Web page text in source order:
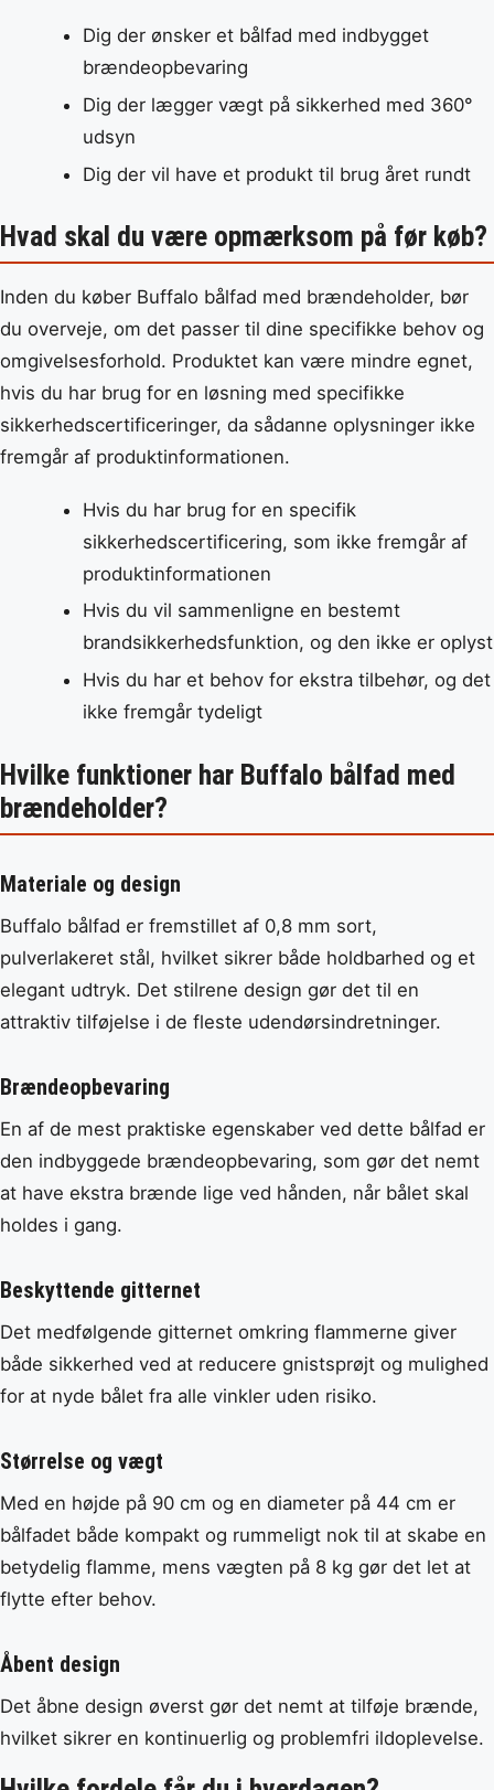
Dig der ønsker et bålfad med indbygget
brændeopbevaring
Dig der lægger vægt på sikkerhed med 360°
udsyn
Dig der vil have et produkt til brug året rundt
Hvad skal du være opmærksom på før køb?
Inden du køber Buffalo bålfad med brændeholder, bør
du overveje, om det passer til dine specifikke behov og
omgivelsesforhold. Produktet kan være mindre egnet,
hvis du har brug for en løsning med specifikke
sikkerhedscertificeringer, da sådanne oplysninger ikke
fremgår af produktinformationen.
Hvis du har brug for en specifik
sikkerhedscertificering, som ikke fremgår af
produktinformationen
Hvis du vil sammenligne en bestemt
brandsikkerhedsfunktion, og den ikke er oplyst
Hvis du har et behov for ekstra tilbehør, og det
ikke fremgår tydeligt
Hvilke funktioner har Buffalo bålfad med
brændeholder?
Materiale og design
Buffalo bålfad er fremstillet af 0,8 mm sort,
pulverlakeret stål, hvilket sikrer både holdbarhed og et
elegant udtryk. Det stilrene design gør det til en
attraktiv tilføjelse i de fleste udendørsindretninger.
Brændeopbevaring
En af de mest praktiske egenskaber ved dette bålfad er
den indbyggede brændeopbevaring, som gør det nemt
at have ekstra brænde lige ved hånden, når bålet skal
holdes i gang.
Beskyttende gitternet
Det medfølgende gitternet omkring flammerne giver
både sikkerhed ved at reducere gnistsprøjt og mulighed
for at nyde bålet fra alle vinkler uden risiko.
Størrelse og vægt
Med en højde på 90 cm og en diameter på 44 cm er
bålfadet både kompakt og rummeligt nok til at skabe en
betydelig flamme, mens vægten på 8 kg gør det let at
flytte efter behov.
Åbent design
Det åbne design øverst gør det nemt at tilføje brænde,
hvilket sikrer en kontinuerlig og problemfri ildoplevelse.